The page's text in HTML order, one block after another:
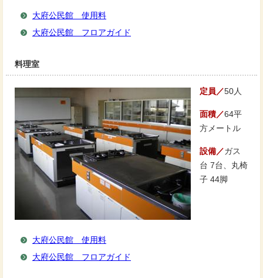
大府公民館 使用料
大府公民館 フロアガイド
料理室
定員／50人
面積／64平
方メートル
設備／ガス
台 7台、丸椅
子 44脚
大府公民館 使用料
大府公民館 フロアガイド